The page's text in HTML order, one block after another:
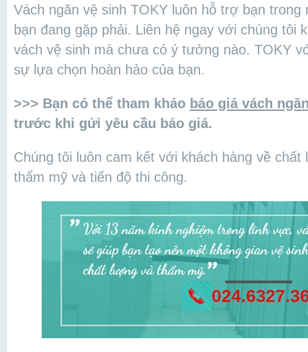
Vách ngăn vệ sinh TOKY luôn hỗ trợ bạn trong
bạn đang gặp phải. Liên hệ ngay với chúng tôi
vách vệ sinh mà chưa có ý tưởng nào. TOKY
sự lựa chọn hoàn hảo của bạn.
>>> Bạn có thể tham khảo báo giá vách
trước khi gửi yêu cầu báo giá.
Chúng tôi luôn cam kết với khách hàng về
thẩm mỹ và tiến độ thi công.